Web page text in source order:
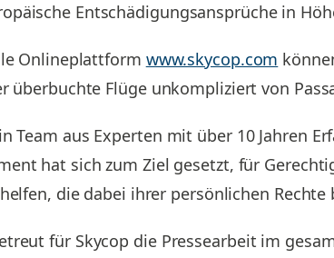
Entschädigungsansprüche in
Onlineplattform www.skycop.com
überbuchte Flüge unkompliziert von
Team aus Experten mit über 10 Jahren
hat sich zum Ziel gesetzt, für
die dabei ihrer persönlichen
für Skycop die Pressearbeit im